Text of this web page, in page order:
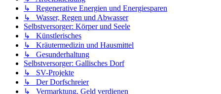
↳ Regenerative Energien und Energiesparen
↳ Wasser, Regen und Abwasser
Selbstversorger: Körper und Seele
↳ Künstlerisches
↳ Kräutermedizin und Hausmittel
↳ Gesunderhaltung
Selbstversorger: Gallisches Dorf
↳ SV-Projekte
↳ Der Dorfschreier
↳ Vermarktung, Geld verdienen